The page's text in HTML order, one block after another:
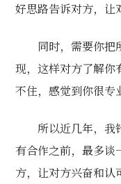
好思路告诉对方，让
同时，需要你把
现，这样对方了解你
不住，感觉到你很专
所以近几年，我
有合作之前，最多谈
方，让对方兴奋和认